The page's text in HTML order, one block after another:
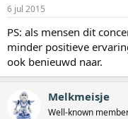
6 jul 2015
PS: als mensen dit
minder positieve
ook benieuwd naar.
Melkmeisje
Well-known